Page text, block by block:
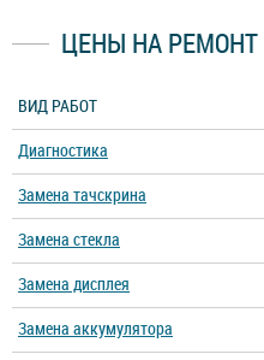
ЦЕНЫ НА РЕМОНТ
ВИД РАБОТ
Диагностика
Замена тачскрина
Замена стекла
Замена дисплея
Замена аккумулятора